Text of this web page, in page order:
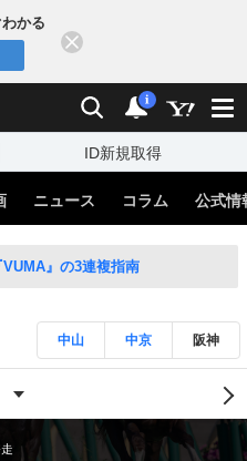
かる
検索 通知
i
ID新規取得
ニュース コラム 公式情
VUMA』の3連複指南
中山 中京 阪神